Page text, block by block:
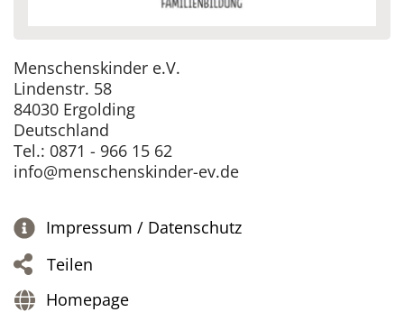
Menschenskinder e.V.
Lindenstr. 58
84030 Ergolding
Deutschland
Tel.: 0871 - 966 15 62
info@menschenskinder-ev.de
Impressum / Datenschutz
Teilen
Homepage